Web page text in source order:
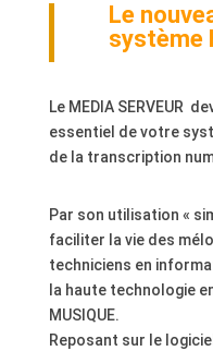
Le
système
Le MEDIA SERVEUR
essentiel de votre
de la transcription
Par son utilisation «
faciliter la vie des
techniciens en
la haute technologie
MUSIQUE.
Reposant sur le